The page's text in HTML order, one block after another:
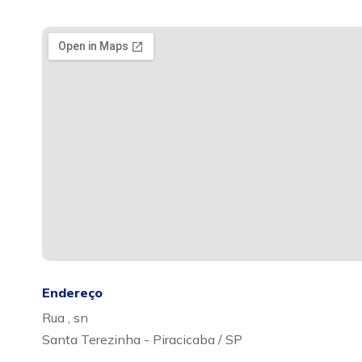
Endereço
Rua , sn
Santa Terezinha - Piracicaba / SP